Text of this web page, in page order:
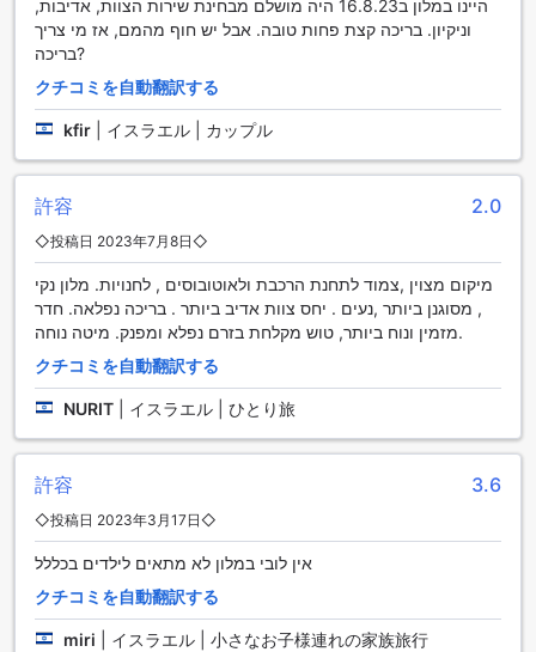
されており、髪を素早く整えることができます。また、衛星
テレビやケーブルテレビが設置されており、多彩なチャンネ
ルを楽しみながらリラックスした時間をお過ごしいただけま
す。コーヒーや紅茶のメーカーも備えており、朝のひととき
やリフレッシュタイムに最適です。冷蔵庫も設置されている
ため、飲み物や軽食を冷やしておくことも可能です。
カーサ ブティック ホテルでは、多彩なダイニングオプション
をご用意しています。ホテル内のコーシャ認証を受けたレス
トランでは、伝統的なユダヤ料理をはじめとした美味しい料
理をお楽しみいただけます。朝食ビュッフェでは、新鮮な食
材を使ったコンチネンタルブレックファーストを提供し、一
日の始まりを爽やかにスタートできます。
カーサ ブティック ホテルの多彩な客室タイプで快適な滞在を
カーサ ブティック ホテルでは、ゲストのニーズに合わせてさ
まざまな客室タイプをご用意しています。広々とした標準ス
タジオ（29平方メートル）や、シングルベッドまたはクイー
ンベッドを選べるスーペリアスタジオ（29平方メートル）、
コンパクトながら快適なスタジオ（23平方メートル）、さら
にゆったりとしたデラックススタジオ（31平方メートル）な
ど、多彩な選択肢があります。贅沢な空間を求める方には、
44平方メートルのグランドスイートや、クイーンベッドまた
はソファベッドを備えたスイート（32平方メートル）もおす
היינו במלון ב16.8.23 היה מושלם מבחינת שירות הצוות, אדיבות,
וניקיון. בריכה קצת פחות טובה. אבל יש חוף מהמם, אז מי צריך
בריכה?
クチコミを自動翻訳する
kfir イスラエル | カップル
許容 2.0
◇投稿日 2023年7月8日◇
מיקום מצוין ,צמוד לתחנת הרכבת ולאוטובוסים , לחנויות. מלון נקי
, מסוגנן ביותר ,נעים . יחס צוות אדיב ביותר . בריכה נפלאה. חדר
מזמין ונוח ביותר, טוש מקלחת בזרם נפלא ומפנק. מיטה נוחה.
クチコミを自動翻訳する
NURIT イスラエル | ひとり旅
許容 3.6
◇投稿日 2023年3月17日◇
אין לובי במלון לא מתאים לילדים בכללל
クチコミを自動翻訳する
miri イスラエル | 小さなお子様連れの家族旅行